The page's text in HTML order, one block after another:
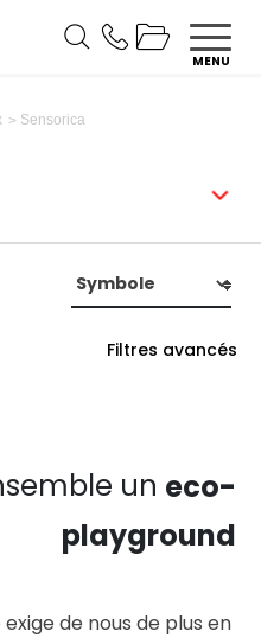
MENU
Sensorica
Filtres avancés
un eco-
playground
de nous de plus en